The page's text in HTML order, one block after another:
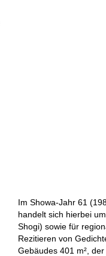
Im Showa-Jahr 61
handelt sich hierbei
Shogi) sowie für
Rezitieren von
Gebäudes 401 m²,